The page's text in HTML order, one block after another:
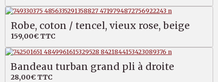
Robe, coton / tencel, vieux rose, beige
159,00€ TTC
Bandeau turban grand pli à droite
28,00€ TTC